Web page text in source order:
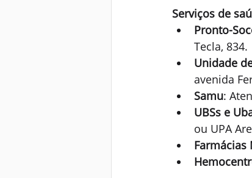
Serviços de
Pronto-
Tecla, 834.
Unidade
avenida
Samu:
UBSs e
ou UPA
Farmácias